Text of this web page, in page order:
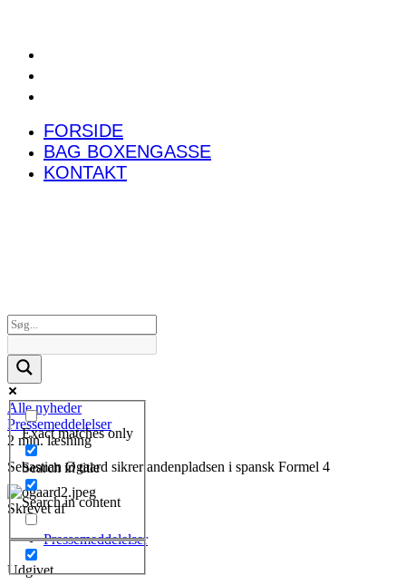
FORSIDE
BAG BOXENGASSE
KONTAKT
Exact matches only
Search in title
Search in content
Alle nyheder
Pressemeddelelser
2 min. læsning
Sebastian Øgaard sikrer andenpladsen i spansk Formel 4
Skrevet af
Pressemeddelelser
Udgivet